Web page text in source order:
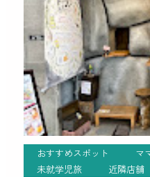
おすすめスポット マ
未就学児旅
近隣店舗